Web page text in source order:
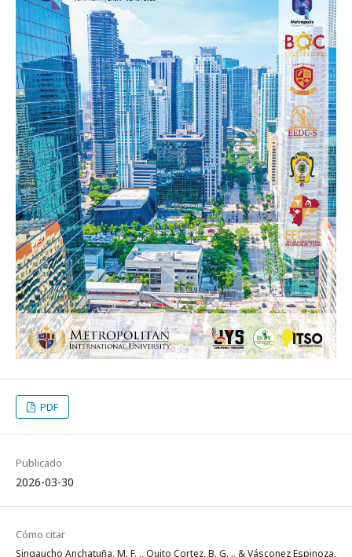
PDF
Publicado
2026-03-30
Cómo citar
Singaucho Anchatuña, M. F. ., Quito Cortez, B. G. ., & Vásconez Espinoza,